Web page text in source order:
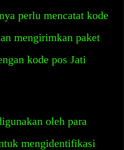
perlu mencatat kode
mengirimkan paket
kode pos Jati
oleh para
mengidentifikasi